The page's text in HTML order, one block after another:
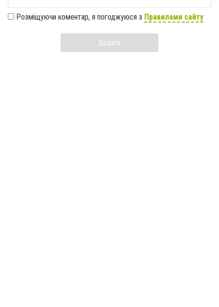
Розміщуючи коментар, я погоджуюся з Правилами сайту
Додати